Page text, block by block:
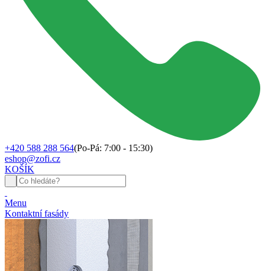
+420 588 288 564(Po-Pá: 7:00 - 15:30)
eshop@zofi.cz
KOŠÍK
Menu
Kontaktní fasády